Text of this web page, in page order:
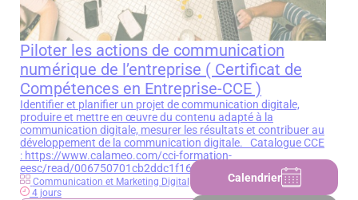
Calendrier
Piloter les actions de communication
numérique de l’entreprise ( Certificat de
Compétences en Entreprise-CCE )
Identifier et planifier un projet de communication digitale,
produire et mettre en œuvre du contenu adapté à la
communication digitale, mesurer les résultats et contribuer au
développement de la communication digitale. Catalogue CCE
: https://www.calameo.com/cci-formation-
eesc/read/006750701cb2ddc1f164c
Communication et Marketing Digital
4 jours